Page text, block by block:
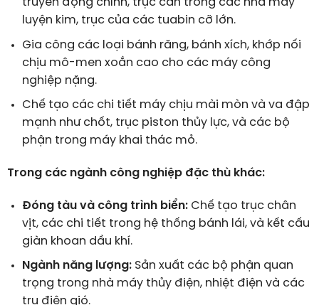
truyền động chính, trục cán trong các nhà máy
luyện kim, trục của các tuabin cỡ lớn.
Gia công các loại bánh răng, bánh xích, khớp nối
chịu mô-men xoắn cao cho các máy công
nghiệp nặng.
Chế tạo các chi tiết máy chịu mài mòn và va đập
mạnh như chốt, trục piston thủy lực, và các bộ
phận trong máy khai thác mỏ.
Trong các ngành công nghiệp đặc thù khác:
Đóng tàu và công trình biển:Chế tạo trục chân
vịt, các chi tiết trong hệ thống bánh lái, và kết cấu
giàn khoan dầu khí.
Ngành năng lượng:Sản xuất các bộ phận quan
trọng trong nhà máy thủy điện, nhiệt điện và các
trụ điện gió.